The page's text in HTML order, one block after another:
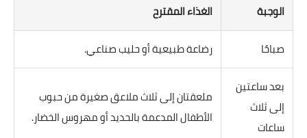
الوجبة
الغذاء المقترح
صباحًا
رضاعة طبيعية أو حليب صناعي.
بعد ساعتين
إلى ثلاث
ساعات
ملعقتان إلى ثلاث ملاعق صغيرة من حبوب
الأطفال المدعمة بالحديد أو مهروس الخضار.